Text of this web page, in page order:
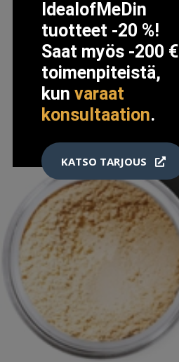
IdealofMeDin
tuotteet -20 %!
Saat myös -200 €
toimenpiteistä,
kunvaraat
konsultaation.
KATSO TARJOUS